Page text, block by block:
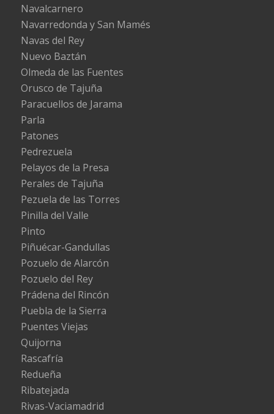
Navalcarnero
Navarredonda y San Mamés
Navas del Rey
Nuevo Baztán
Olmeda de las Fuentes
Orusco de Tajuña
Paracuellos de Jarama
Parla
Patones
Pedrezuela
Pelayos de la Presa
Perales de Tajuña
Pezuela de las Torres
Pinilla del Valle
Pinto
Piñuécar-Gandullas
Pozuelo de Alarcón
Pozuelo del Rey
Prádena del Rincón
Puebla de la Sierra
Puentes Viejas
Quijorna
Rascafría
Redueña
Ribatejada
Rivas-Vaciamadrid